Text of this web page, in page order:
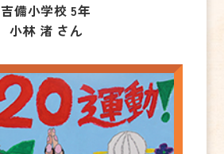
吉備小学校 5年
小林 渚 さん